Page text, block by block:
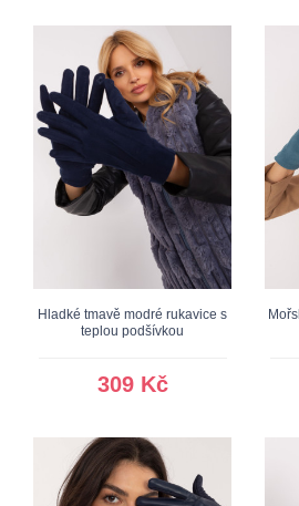
Hladké tmavě modré rukavice s
teplou podšívkou
309 Kč